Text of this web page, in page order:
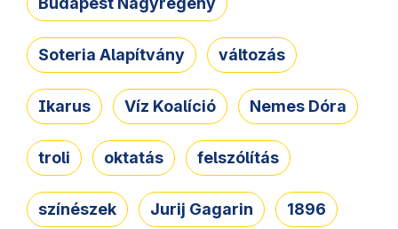
Soteria Alapítvány változás
Ikarus Víz Koalíció Nemes Dóra
troli oktatás felszólítás
színészek Jurij Gagarin 1896